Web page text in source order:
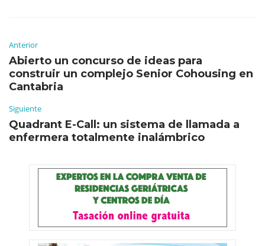
Anterior
Abierto un concurso de ideas para
construir un complejo Senior Cohousing en
Cantabria
Siguiente
Quadrant E-Call: un sistema de llamada a
enfermera totalmente inalámbrico